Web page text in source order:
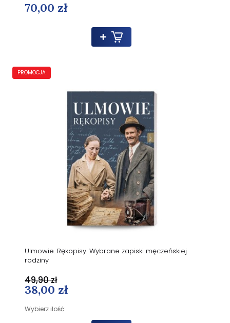
70,00 zł
Ulmowie. Rękopisy. Wybrane zapiski męczeńskiej
rodziny
38,00 zł
Wybierz ilość:
49,90 zł
PROMOCJA